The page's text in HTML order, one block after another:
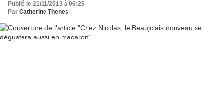
Publié le 21/11/2013 à 06:25
Par Catherine Thenes